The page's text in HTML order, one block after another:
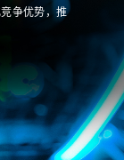
争优势，推